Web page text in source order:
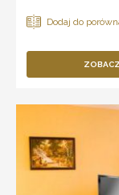
ZOBACZ